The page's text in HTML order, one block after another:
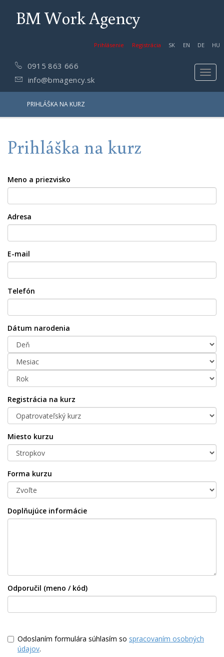
BM Work Agency
Prihlásenie Registrácia SK EN DE HU
0915 863 666
info@bmagency.sk
PRIHLÁŠKA NA KURZ
Prihláška na kurz
Meno a priezvisko
Adresa
E-mail
Telefón
Dátum narodenia
Registrácia na kurz
Miesto kurzu
Forma kurzu
Doplňujúce informácie
Odporučil (meno / kód)
Odoslaním formulára súhlasím so spracovaním osobných
údajov.